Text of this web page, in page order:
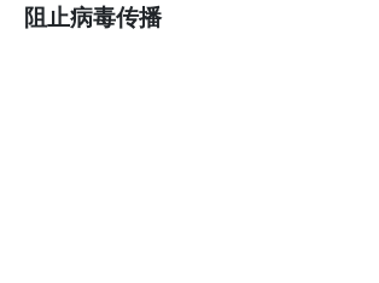
阻止病毒传播